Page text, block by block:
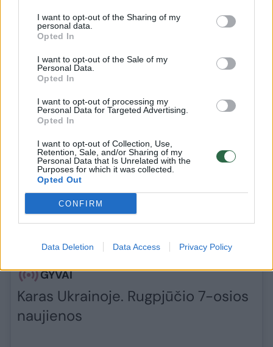
I want to opt-out of the Sharing of my
personal data.
Opted In
I want to opt-out of the Sale of my
Personal Data.
Opted In
I want to opt-out of processing my
Personal Data for Targeted Advertising.
Opted In
I want to opt-out of Collection, Use,
Retention, Sale, and/or Sharing of my
Personal Data that Is Unrelated with the
Purposes for which it was collected.
Opted Out
CONFIRM
Data Deletion Data Access Privacy Policy
Jis siekia Ukrainai surengti tikrai siaubingą
žiemą, o V. Zelenskis mums visiems sako: ar
jūs ir toliau stovėsite nuošalyje ir leisite tam
geriau, tačiau šiemet, šią žiemą, jie turi rimtą
problemą, ir V. Putinas tai žino“, – pažymėjo
analitikas.
Sekite svarbiausias karo Ukrainoje naujienas
Lrytas.​​​
GYVAI
Karas Ukrainoje. Rugpjūčio 7-osios
naujienos